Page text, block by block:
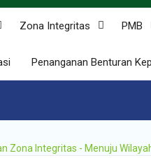
Zona Integritas PMB
Penanganan Benturan
Integritas - Menuju